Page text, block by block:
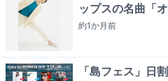
ップスの名曲「
約1か月前
「島フェス」日